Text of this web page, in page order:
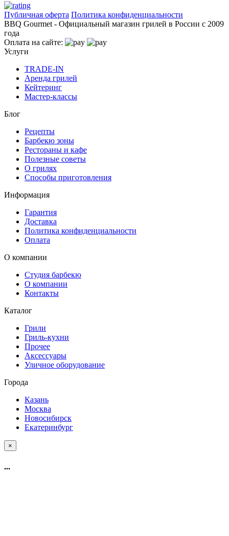
Публичная оферта Политика конфиденциальности
BBQ Gourmet - Официальный магазин грилей в России с 2009
года
Оплата на сайте:
Услуги
TRADE-IN
Аренда грилей
Кейтеринг
Мастер-классы
Блог
Рецепты
Барбекю зоны
Рестораны и кафе
Полезные советы
О грилях
Способы приготовления
Информация
Гарантия
Доставка
Политика конфиденциальности
Оплата
О компании
Студия барбекю
О компании
Контакты
Каталог
Грили
Гриль-кухни
Прочее
Аксессуары
Уличное оборудование
Города
Казань
Москва
Новосибирск
Екатеринбург
×
...